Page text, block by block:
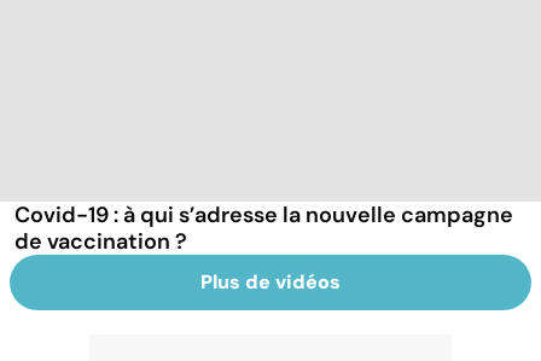
Covid-19 : à qui s’adresse la nouvelle campagne
de vaccination ?
Plus de vidéos